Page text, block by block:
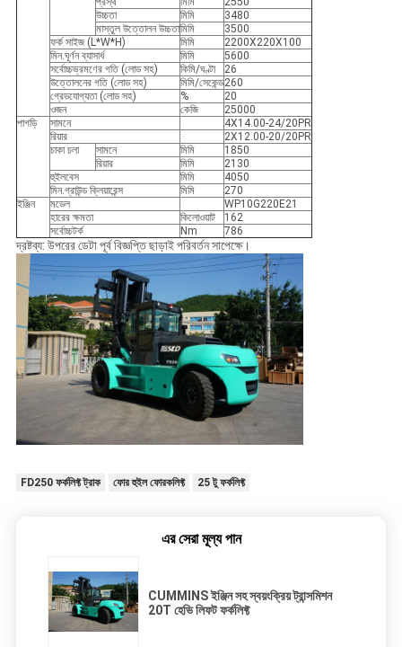
উচ্চতা
মিমি
3480
মাস্তুল উত্তোলন উচ্চতামিমি
3500
ফর্ক সাইজ (L*W*H)
মিমি
2200X220X100
মিন.ঘূর্ণন ব্যাসার্ধ
মিমি
5600
সর্বোচ্চভ্রমণের গতি (লোড সহ)
কিমি/ঘণ্টা
26
উত্তোলনের গতি (লোড সহ)
মিমি/সেকেন্ড260
গ্রেডযোগ্যতা (লোড সহ)
%
20
ওজন
কেজি
25000
পাগড়ি
সামনে
4X14.00-24/20PR
রিয়ার
2X12.00-20/20PR
চাকা চলা
সামনে মিমি
1850
রিয়ার
মিমি
2130
হুইলবেস
মিমি
4050
মিন.গ্রাউন্ড ক্লিয়ারেন্স
মিমি
270
ইঞ্জিন
মডেল
WP10G220E21
হারের ক্ষমতা
কিলোওয়াট
162
সর্বোচ্চটর্ক
Nm 786
দ্রষ্টব্য: উপরের ডেটা পূর্ব বিজ্ঞপ্তি ছাড়াই পরিবর্তন সাপেক্ষে।
FD250 ফর্কলিফ্ট ট্রাক ফোর হুইল ফোরকলিফ্ট 25 টু ফর্কলিফ্ট
এর সেরা মূল্য পান
CUMMINS ইঞ্জিন সহ স্বয়ংক্রিয় ট্রান্সমিশন
20T হেভি লিফট ফর্কলিফ্ট